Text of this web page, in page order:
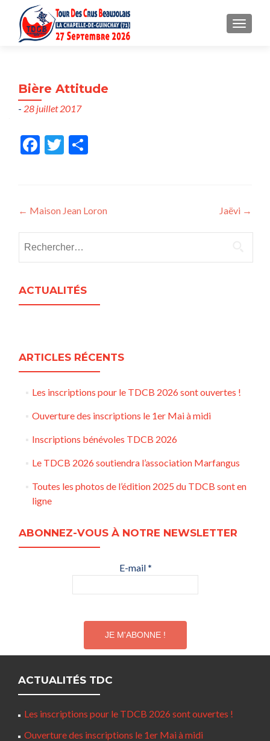
MENU
Bière Attitude
- 28 juillet 2017
Fac
Twit
Post
navigation
← Maison Jean Loron Jaëvi →
ACTUALITÉS
ARTICLES RÉCENTS
Les inscriptions pour le TDCB 2026 sont ouvertes !
Ouverture des inscriptions le 1er Mai à midi
Inscriptions bénévoles TDCB 2026
Le TDCB 2026 soutiendra l’association Marfangus
Toutes les photos de l’édition 2025 du TDCB sont en
ligne
ABONNEZ-VOUS À NOTRE NEWSLETTER
E-mail *
ACTUALITÉS TDC
Les inscriptions pour le TDCB 2026 sont ouvertes !
Ouverture des inscriptions le 1er Mai à midi